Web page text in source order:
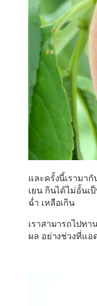
และครั้งนี้เรามา
เยน กินได้ไม่อั้นเ
ฉ่ำ เหลือเกิน
เราสามารถไปท
ผล อย่างช่วงที่แอ